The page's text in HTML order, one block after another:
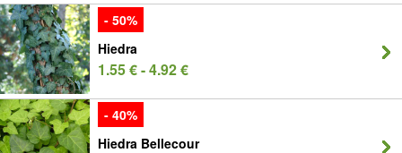
- 50%
Hiedra
1.55 € - 4.92 €
- 40%
Hiedra Bellecour